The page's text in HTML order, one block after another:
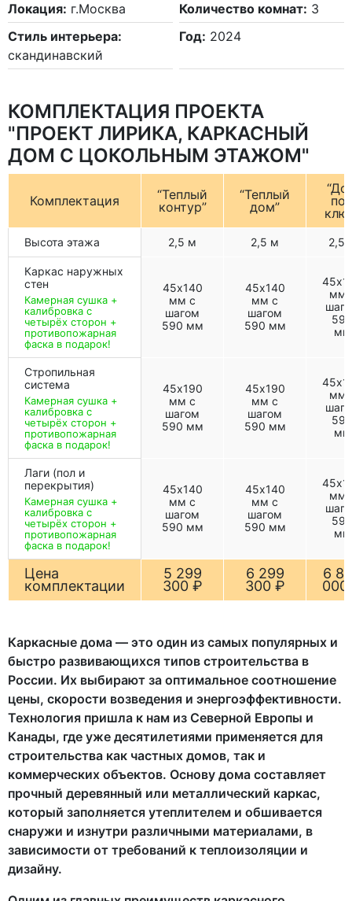
Локация: г.Москва Количество комнат: 3
Стиль интерьера:
скандинавский
Год: 2024
КОМПЛЕКТАЦИЯ ПРОЕКТА
"ПРОЕКТ ЛИРИКА, КАРКАСНЫЙ
ДОМ С ЦОКОЛЬНЫМ ЭТАЖОМ"
Комплектация
“Теплый
контур”
“Теплый
дом”
Высота этажа 2,5 м 2,5 м 2,5
Каркас наружных
стен
Камерная сушка +
калибровка с
четырёх сторон +
противопожарная
фаска в подарок!
45х140
мм с
шагом
590 мм
45х140
мм с
шагом
590 мм
мм
590
мм
Стропильная
система
Камерная сушка +
калибровка с
четырёх сторон +
противопожарная
фаска в подарок!
45х190
мм с
шагом
590 мм
45х190
мм с
шагом
590 мм
мм
590
мм
Лаги (пол и
перекрытия)
Камерная сушка +
калибровка с
четырёх сторон +
противопожарная
фаска в подарок!
45х140
мм с
шагом
590 мм
45х140
мм с
шагом
590 мм
мм
590
мм
Цена
комплектации
5 299
300 ₽
6 299
300 ₽
6
000
Каркасные дома — это один из самых популярных и
быстро развивающихся типов строительства в
России. Их выбирают за оптимальное соотношение
цены, скорости возведения и энергоэффективности.
Технология пришла к нам из Северной Европы и
Канады, где уже десятилетиями применяется для
строительства как частных домов, так и
коммерческих объектов. Основу дома составляет
прочный деревянный или металлический каркас,
который заполняется утеплителем и обшивается
снаружи и изнутри различными материалами, в
зависимости от требований к теплоизоляции и
дизайну.